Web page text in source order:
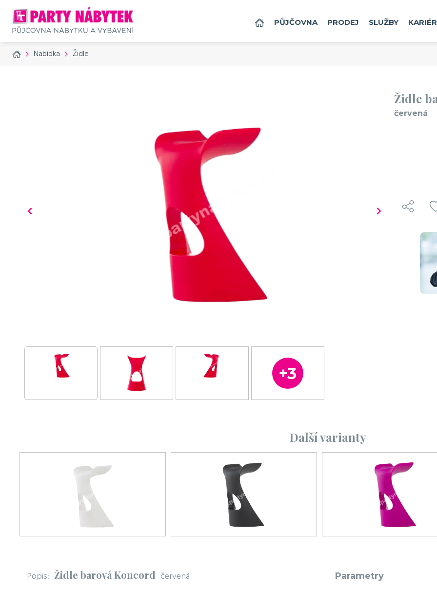
DOMŮPŮJČOVNA PRODEJ SLUŽBY
Home Nabídka Židle
Židle
červená
Další varianty
Popis: Židle barová Koncord červená Parametry
Příslušenství, které doporučujeme také
č. produktu: 799
Sedák
šedý kožešinový